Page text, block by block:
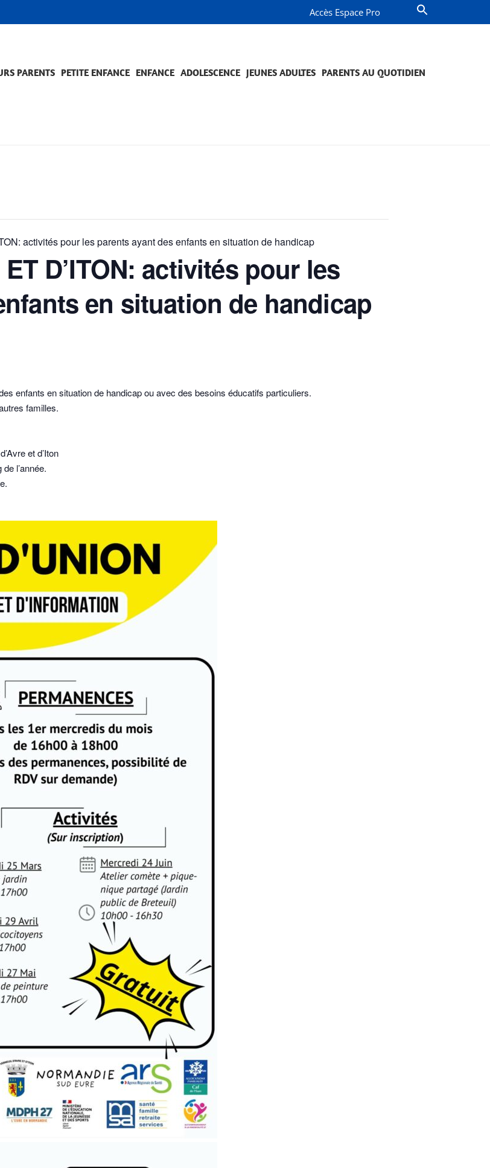
Accès Espace Pro
PARENTS PETITE ENFANCE ENFANCE ADOLESCENCE JEUNES ADULTES PARENTS AU QUOTIDIEN
activités pour les parents ayant des enfants en situation de handicap
ET D’ITON: activités pour les
en situation de handicap
enfants en situation de handicap ou avec des besoins éducatifs particuliers.
familles.
et d’Iton
l’année.